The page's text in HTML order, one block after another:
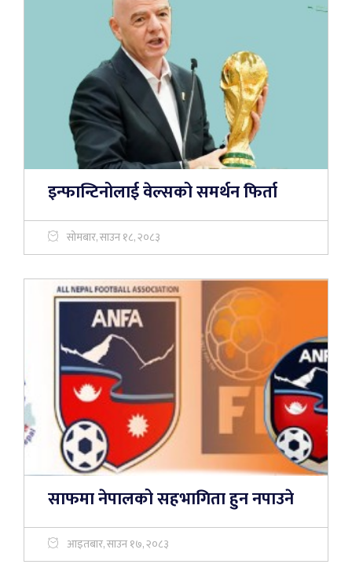
इन्फान्टिनोलाई वेल्सको समर्थन फिर्ता
सोमबार, साउन १८, २०८३
साफमा नेपालको सहभागिता हुन नपाउने
आइतबार, साउन १७, २०८३